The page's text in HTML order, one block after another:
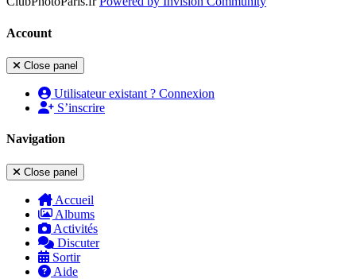
Account
Close panel
Utilisateur existant ? Connexion
S’inscrire
Navigation
Close panel
Accueil
Albums
Activités
Discuter
Sortir
Aide